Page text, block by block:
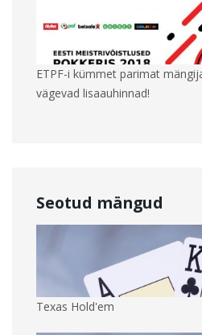
ETPF-i kümmet parimat
vägevad lisaauhinnad!
Seotud mängud
Texas Hold'em